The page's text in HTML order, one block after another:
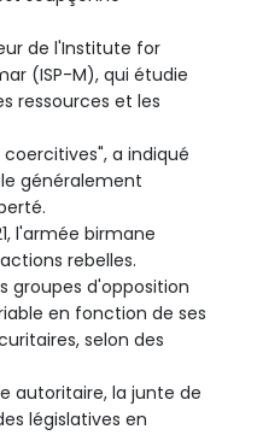
de l'Institute for
(ISP-M), qui étudie
ressources et les
a indiqué
généralement
l'armée birmane
rebelles.
groupes d'opposition
en fonction de ses
selon des
autoritaire, la junte de
législatives en